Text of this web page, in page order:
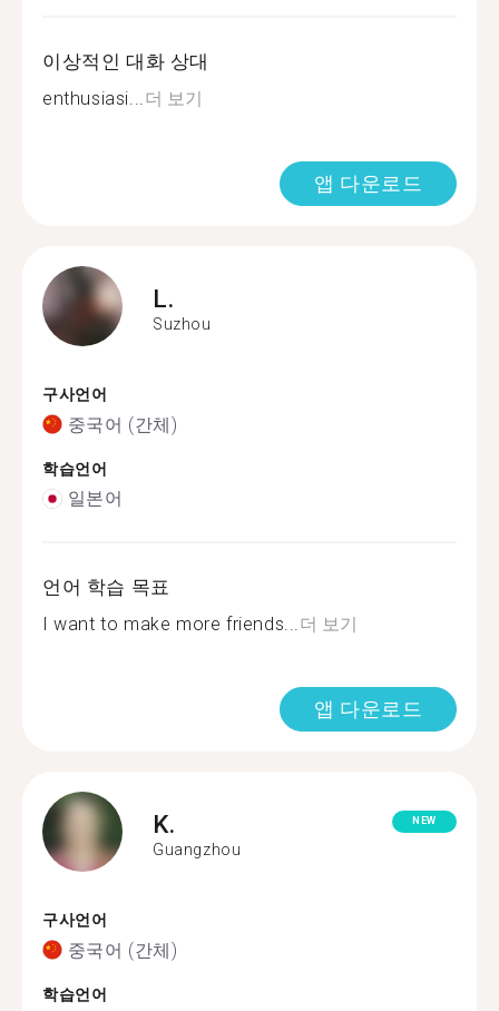
이상적인 대화 상대
enthusiasi...더 보기
앱 다운로드
L.
Suzhou
구사언어
중국어 (간체)
학습언어
일본어
언어 학습 목표
I want to make more friends...더 보기
앱 다운로드
K.
Guangzhou
NEW
구사언어
중국어 (간체)
학습언어